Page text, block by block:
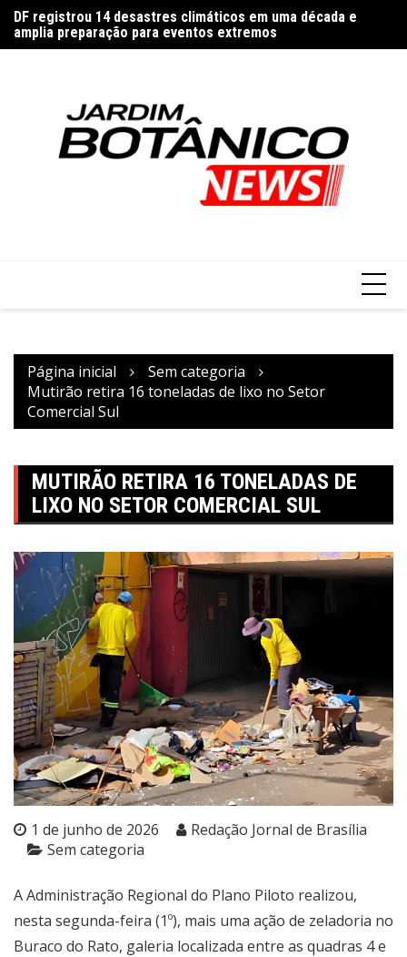
para
o
DF registrou 14 desastres climáticos em uma década e
amplia preparação para eventos extremos
Página inicial
Sem categoria
Mutirão retira 16 toneladas de lixo no Setor
Comercial Sul
MUTIRÃO RETIRA 16 TONELADAS DE
LIXO NO SETOR COMERCIAL SUL
1 de junho de 2026
Redação Jornal de Brasília
Sem categoria
A Administração Regional do Plano Piloto realizou,
nesta segunda-feira (1º), mais uma ação de zeladoria no
Buraco do Rato, galeria localizada entre as quadras 4 e